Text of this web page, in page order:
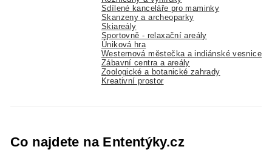
Sdílené kanceláře pro maminky
Skanzeny a archeoparky
Skiareály
Sportovně - relaxační areály
Úniková hra
Westernová městečka a indiánské vesnice
Zábavní centra a areály
Zoologické a botanické zahrady
Kreativní prostor
Co najdete na Ententýky.cz